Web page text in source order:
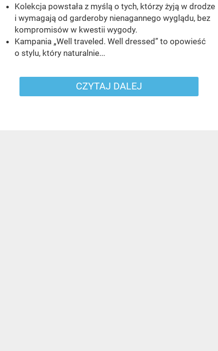
Kolekcja powstała z myślą o tych, którzy żyją w drodze
i wymagają od garderoby nienagannego wyglądu, bez
kompromisów w kwestii wygody.
Kampania „Well traveled. Well dressed” to opowieść
o stylu, który naturalnie...
CZYTAJ DALEJ